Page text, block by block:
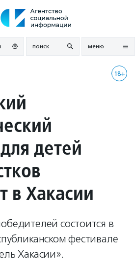
поиск меню
18+
детей
в Хакасии
состоится в
фестивале
Хакасии».